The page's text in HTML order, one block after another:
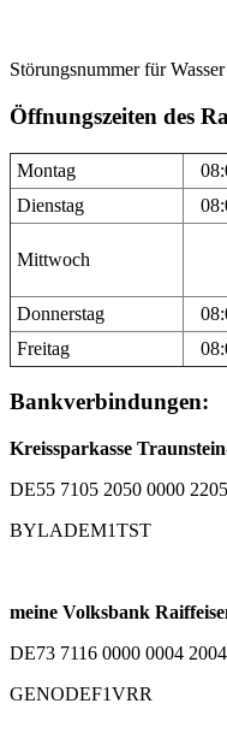
Störungsnummer für
Öffnungszeiten des
Montag
Dienstag
Mittwoch
Donnerstag
Freitag
Bankverbindungen:
Kreissparkasse
DE55 7105 2050 0000
BYLADEM1TST
meine Volksbank
DE73 7116 0000 0004
GENODEF1VRR